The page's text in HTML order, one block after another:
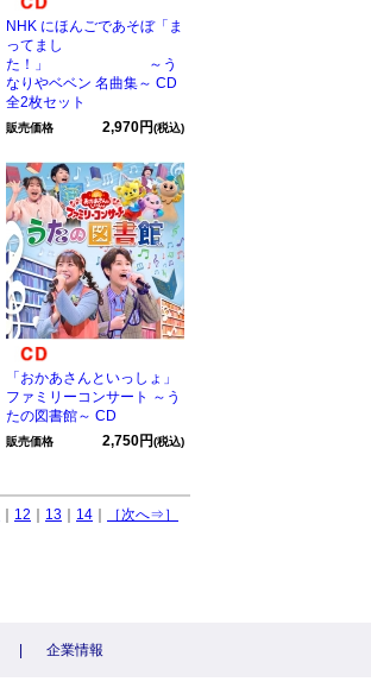
NHK にほんごであそぼ「ま
ってまし
た！」 ～う
なりやベベン 名曲集～ CD
全2枚セット
販売価格 2,970円(税込)
「おかあさんといっしょ」
ファミリーコンサート ～う
たの図書館～ CD
販売価格 2,750円(税込)
12 13 14 ［次へ⇒］
企業情報